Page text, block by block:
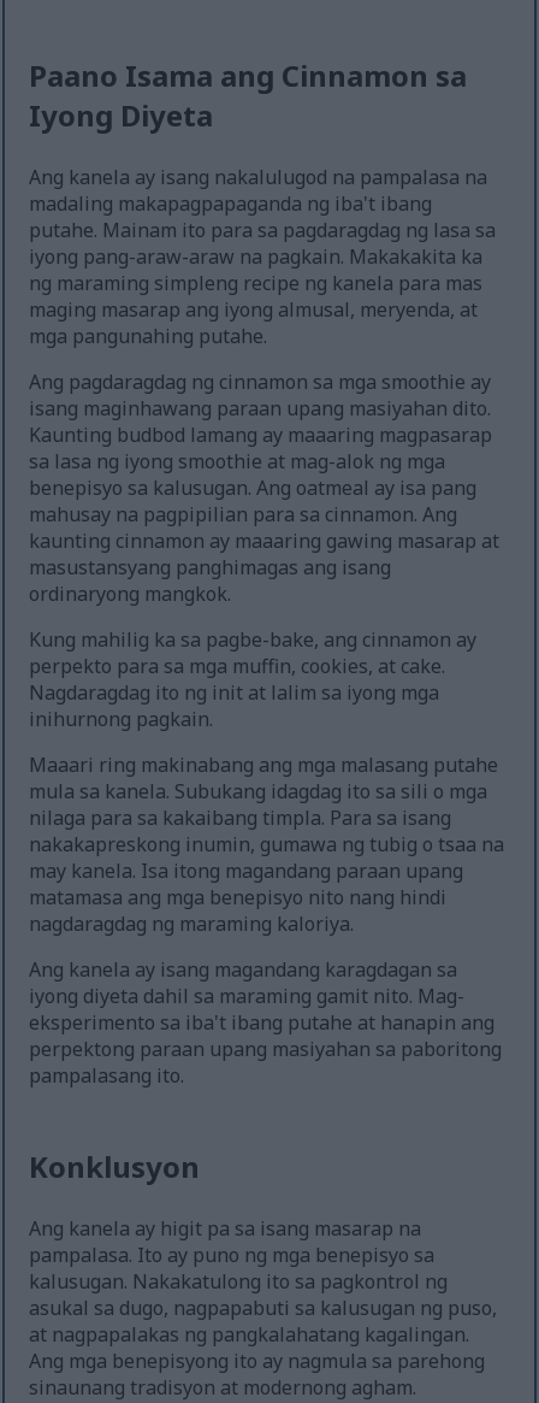
Paano Isama ang Cinnamon sa
Iyong Diyeta
Ang kanela ay isang nakalulugod na pampalasa na
madaling makapagpapaganda ng iba't ibang
putahe. Mainam ito para sa pagdaragdag ng lasa sa
iyong pang-araw-araw na pagkain. Makakakita ka
ng maraming simpleng recipe ng kanela para mas
maging masarap ang iyong almusal, meryenda, at
mga pangunahing putahe.
Ang pagdaragdag ng cinnamon sa mga smoothie ay
isang maginhawang paraan upang masiyahan dito.
Kaunting budbod lamang ay maaaring magpasarap
sa lasa ng iyong smoothie at mag-alok ng mga
benepisyo sa kalusugan. Ang oatmeal ay isa pang
mahusay na pagpipilian para sa cinnamon. Ang
kaunting cinnamon ay maaaring gawing masarap at
masustansyang panghimagas ang isang
ordinaryong mangkok.
Kung mahilig ka sa pagbe-bake, ang cinnamon ay
perpekto para sa mga muffin, cookies, at cake.
Nagdaragdag ito ng init at lalim sa iyong mga
inihurnong pagkain.
Maaari ring makinabang ang mga malasang putahe
mula sa kanela. Subukang idagdag ito sa sili o mga
nilaga para sa kakaibang timpla. Para sa isang
nakakapreskong inumin, gumawa ng tubig o tsaa na
may kanela. Isa itong magandang paraan upang
matamasa ang mga benepisyo nito nang hindi
nagdaragdag ng maraming kaloriya.
Ang kanela ay isang magandang karagdagan sa
iyong diyeta dahil sa maraming gamit nito. Mag-
eksperimento sa iba't ibang putahe at hanapin ang
perpektong paraan upang masiyahan sa paboritong
pampalasang ito.
Konklusyon
Ang kanela ay higit pa sa isang masarap na
pampalasa. Ito ay puno ng mga benepisyo sa
kalusugan. Nakakatulong ito sa pagkontrol ng
asukal sa dugo, nagpapabuti sa kalusugan ng puso,
at nagpapalakas ng pangkalahatang kagalingan.
Ang mga benepisyong ito ay nagmula sa parehong
sinaunang tradisyon at modernong agham.